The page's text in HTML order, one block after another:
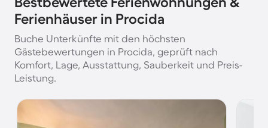
Ferienhäuser in Procida
Buche Unterkünfte mit den höchsten
Gästebewertungen in Procida, geprüft nach
Komfort, Lage, Ausstattung, Sauberkeit und Preis-
Leistung.